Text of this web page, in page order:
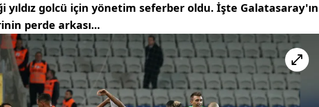
yıldız golcü için yönetim seferber oldu. İşte Galatasaray'ın
perde arkası...